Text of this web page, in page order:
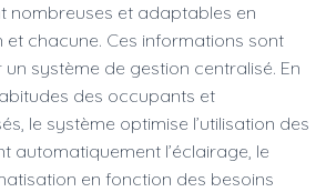
nombreuses et adaptables en
chacune. Ces informations sont
système de gestion centralisé. En
des occupants et
le système optimise l’utilisation des
automatiquement l’éclairage, le
en fonction des besoins